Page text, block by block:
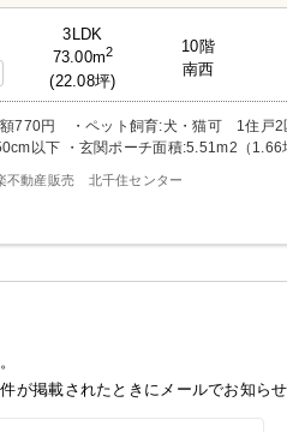
3LDK
73.00m2
(22.08坪)
10階
南西
額770円 ・ペット飼育:犬・猫可 1住戸
以下 ・玄関ポーチ面積:5.51m2（1.66
円） 各施設の空き状況は、2026年7月29
不動産販売 北千住センター
が掲載されたときにメールでお知らせ